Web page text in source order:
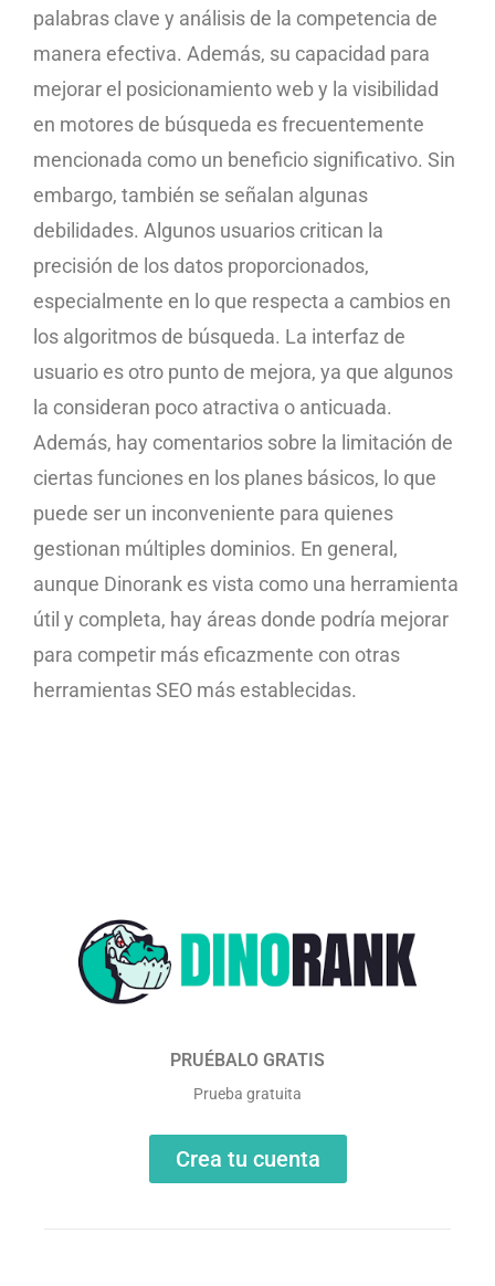
palabras clave y análisis de la competencia de
manera efectiva. Además, su capacidad para
mejorar el posicionamiento web y la visibilidad
en motores de búsqueda es frecuentemente
mencionada como un beneficio significativo. Sin
embargo, también se señalan algunas
debilidades. Algunos usuarios critican la
precisión de los datos proporcionados,
especialmente en lo que respecta a cambios en
los algoritmos de búsqueda. La interfaz de
usuario es otro punto de mejora, ya que algunos
la consideran poco atractiva o anticuada.
Además, hay comentarios sobre la limitación de
ciertas funciones en los planes básicos, lo que
puede ser un inconveniente para quienes
gestionan múltiples dominios. En general,
aunque Dinorank es vista como una herramienta
útil y completa, hay áreas donde podría mejorar
para competir más eficazmente con otras
herramientas SEO más establecidas.
PRUÉBALO GRATIS
Prueba gratuita
Crea tu cuenta